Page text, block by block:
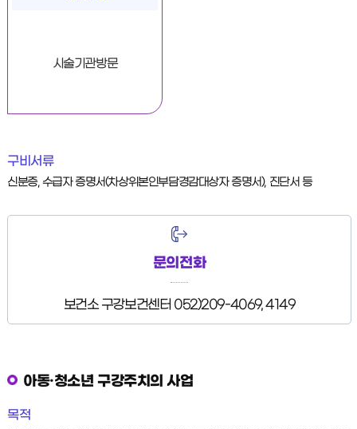
시술기관방문
구비서류
신분증, 수급자 증명서(차상위본인부담경감대상자 증명서), 진단서 등
문의전화
보건소 구강보건센터 052)209-4069, 4149
아동·청소년 구강주치의 사업
목적